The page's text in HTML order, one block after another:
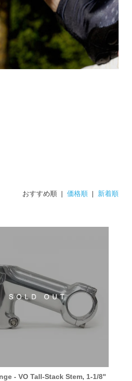
おすすめ順 |価格順 | 新着順
- VO Tall-Stack Stem, 1-1/8"